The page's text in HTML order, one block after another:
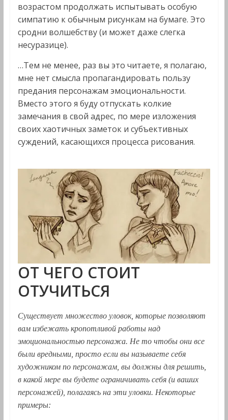
возрастом продолжать испытывать особую
симпатию к обычным рисункам на бумаге. Это
сродни волшебству (и может даже слегка
несуразице).
…Тем не менее, раз вы это читаете, я полагаю,
мне нет смысла пропагандировать пользу
предания персонажам эмоциональности.
Вместо этого я буду отпускать колкие
замечания в свой адрес, по мере изложения
своих хаотичных заметок и субъективных
суждений, касающихся процесса рисования.
ОТ ЧЕГО СТОИТ
ОТУЧИТЬСЯ
Существует множество уловок, которые позволяют
вам избежать кропотливой работы над
эмоциональностью персонажа. Не то чтобы они все
были вредными, просто если вы называете себя
художником по персонажам, вы должны для решить,
в какой мере вы будете ограничивать себя (и ваших
персонажей), полагаясь на эти уловки. Некоторые
примеры: